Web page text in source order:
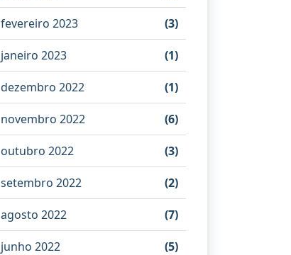
fevereiro 2023 (3)
janeiro 2023 (1)
dezembro 2022 (1)
novembro 2022 (6)
outubro 2022 (3)
setembro 2022 (2)
agosto 2022 (7)
junho 2022 (5)